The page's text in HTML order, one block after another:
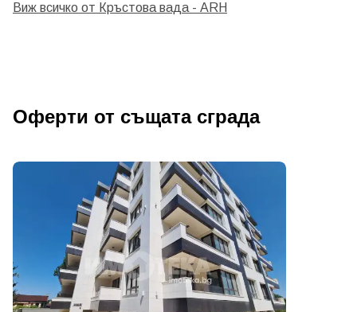
Виж всичко от Кръстова вада - ARH
Оферти от същата сграда